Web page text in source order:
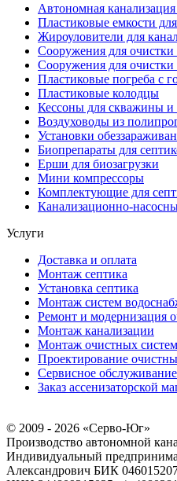
Автономная
Пластиковые емкости
Жироуловители для
Сооружения для
Сооружения для
Пластиковые погреба с
Пластиковые колодцы
Кессоны для скважины и
Воздуховоды из
Установки
Биопрепараты для
Ерши для биозагрузки
Мини компрессоры
Комплектующие для
Канализационно-
Услуги
Доставка и оплата
Монтаж септика
Установка септика
Монтаж систем
Ремонт и модернизация
Монтаж канализации
Монтаж очистных систем
Проектирование
Сервисное обслуживание
Заказ ассенизаторской
© 2009 - 2026 «Серво-Юг»
Производство автономной
Индивидуальный
Александрович БИК